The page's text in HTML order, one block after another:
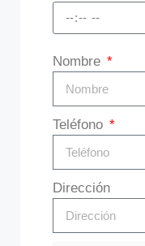
Nombre
Teléfono
Dirección